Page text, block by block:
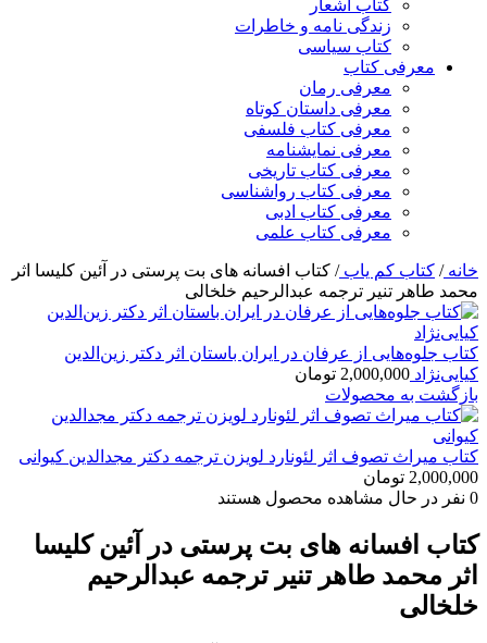
کتاب اشعار
زندگی نامه و خاطرات
کتاب سیاسی
معرفی کتاب
معرفی رمان
معرفی داستان کوتاه
معرفی کتاب فلسفی
معرفی نمایشنامه
معرفی کتاب تاریخی
معرفی کتاب رواشناسی
معرفی کتاب ادبی
معرفی کتاب علمی
خانه/ کتاب کم یاب/ کتاب افسانه های بت پرستی در آئین کلیسا اثر
محمد طاهر تنیر ترجمه عبدالرحیم خلخالی
کتاب جلوه‌هایی از عرفان در ایران باستان اثر دکتر زین‌الدین
کیایی‌نژاد 2,000,000 تومان
بازگشت به محصولات
کتاب میراث تصوف اثر لئونارد لویزن ترجمه دکتر مجدالدین کیوانی
2,000,000 تومان
0 نفر در حال مشاهده محصول هستند
کتاب افسانه های بت پرستی در آئین کلیسا
اثر محمد طاهر تنیر ترجمه عبدالرحیم
خلخالی